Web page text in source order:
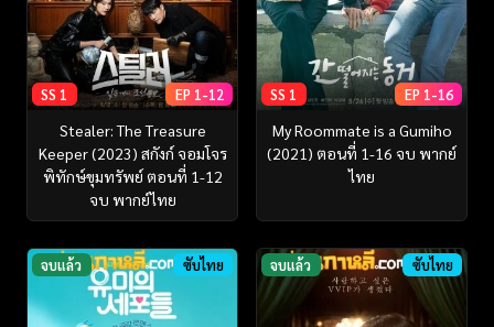
SS 1 EP 1-12
Stealer: The Treasure
Keeper (2023) สกังก์ จอมโจร
พิทักษ์ขุมทรัพย์ ตอนที่ 1-12
จบ พากย์ไทย
SS 1 EP 1-16
My Roommate is a Gumiho
(2021) ตอนที่ 1-16 จบ พากย์
ไทย
จบแล้ว ซับไทย จบแล้ว ซับไทย